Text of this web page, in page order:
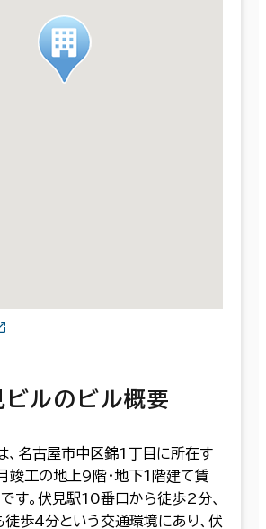
ビルのビル概要
、名古屋市中区錦1丁目に所在す
竣工の地上9階・地下1階建て賃
す。伏見駅10番口から徒歩2分、
徒歩4分という交通環境にあり、伏